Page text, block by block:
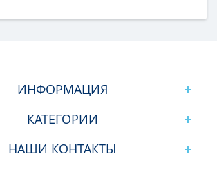
ИНФОРМАЦИЯ
КАТЕГОРИИ
НАШИ КОНТАКТЫ